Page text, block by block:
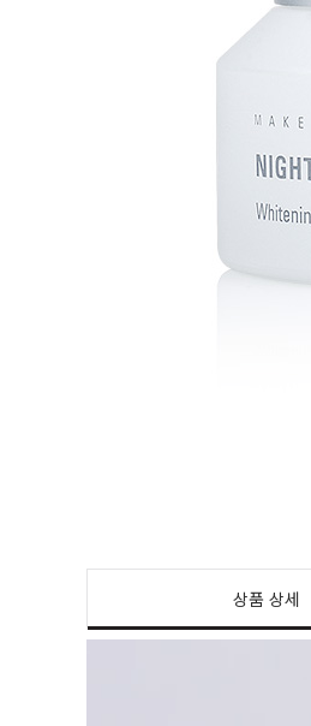
상품 상세